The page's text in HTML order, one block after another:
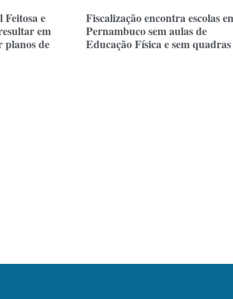
e
em
de
Fiscalização encontra escolas
Pernambuco sem aulas de
Educação Física e sem quadras